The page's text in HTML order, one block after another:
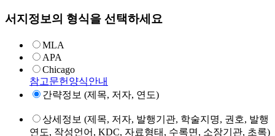
서지정보의 형식을 선택하세요
MLA
APA
Chicago
참고문헌양식안내
간략정보 (제목, 저자, 연도)
상세정보 (제목, 저자, 발행기관, 학술지명, 권호, 발행
연도, 작성언어, KDC, 자료형태, 수록면, 소장기관, 초록)